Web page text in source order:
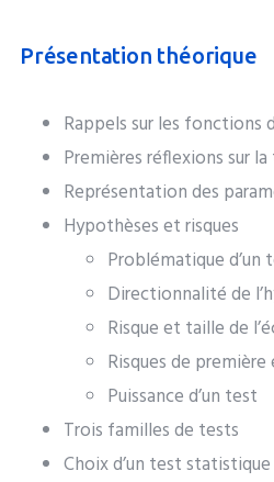
Présentation théorique
Rappels sur les fonctions
Premières réflexions sur
Représentation des
Hypothèses et risques
Problématique
Directionnalité de
Risque et taille de
Risques de
Puissance d’un test
Trois familles de tests
Choix d’un test statistique